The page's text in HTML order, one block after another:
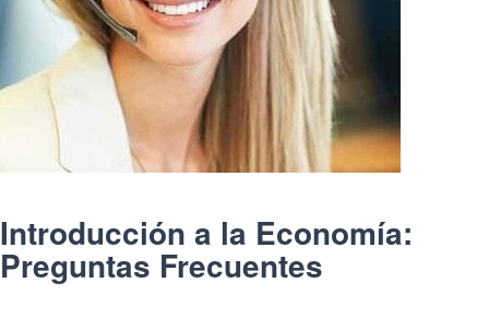
Introducción a la Economía:
Preguntas Frecuentes